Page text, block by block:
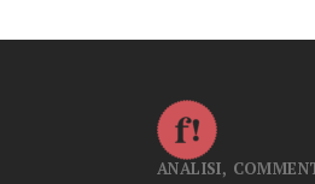
ANALISI,